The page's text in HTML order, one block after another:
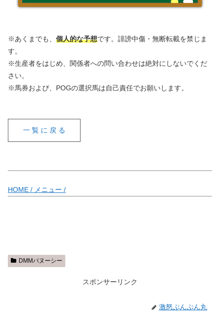
※あくまでも、 個人的な予想です。誹謗中傷・無断転載を禁じま
す。
※生産者をはじめ、関係者への問い合わせは絶対にしないでくだ
さい。
※馬券および、POGの選択馬は自己責任でお願いします。
一 覧 に 戻 る
HOME / メニュー /
DMMバヌーシー
スポンサーリンク
激怒ぷんぷん丸